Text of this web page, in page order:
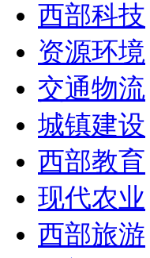
西部科技
资源环境
交通物流
城镇建设
西部教育
现代农业
西部旅游